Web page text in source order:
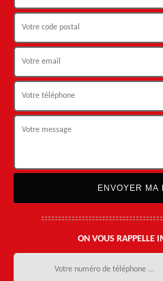
ON VOUS RAPPELLE